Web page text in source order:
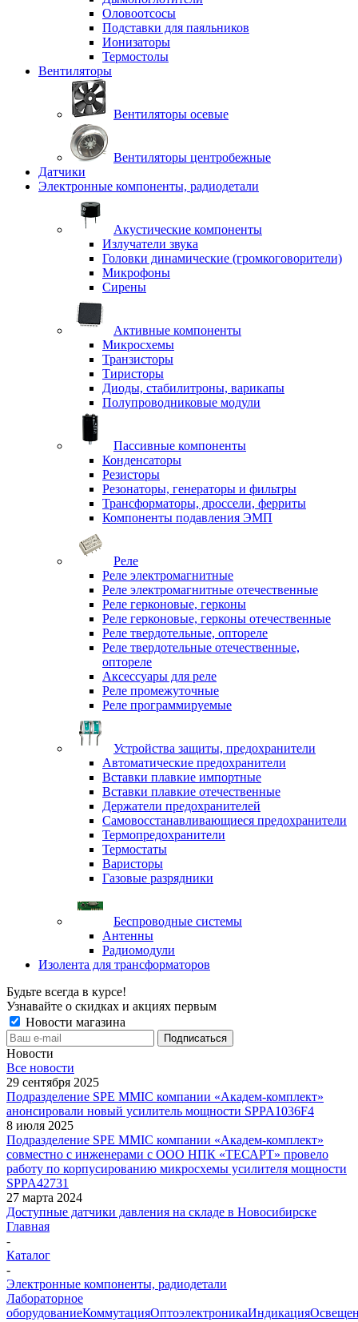
Оловоотсосы
Подставки для паяльников
Ионизаторы
Термостолы
Вентиляторы
Вентиляторы осевые
Вентиляторы центробежные
Датчики
Электронные компоненты, радиодетали
Акустические компоненты
Излучатели звука
Головки динамические (громкоговорители)
Микрофоны
Сирены
Активные компоненты
Микросхемы
Транзисторы
Тиристоры
Диоды, стабилитроны, варикапы
Полупроводниковые модули
Пассивные компоненты
Конденсаторы
Резисторы
Резонаторы, генераторы и фильтры
Трансформаторы, дроссели, ферриты
Компоненты подавления ЭМП
Реле
Реле электромагнитные
Реле электромагнитные отечественные
Реле герконовые, герконы
Реле герконовые, герконы отечественные
Реле твердотельные, оптореле
Реле твердотельные отечественные,
оптореле
Аксессуары для реле
Реле промежуточные
Реле программируемые
Устройства защиты, предохранители
Автоматические предохранители
Вставки плавкие импортные
Вставки плавкие отечественные
Держатели предохранителей
Самовосстанавливающиеся предохранители
Термопредохранители
Термостаты
Варисторы
Газовые разрядники
Беспроводные системы
Антенны
Радиомодули
Изолента для трансформаторов
Будьте всегда в курсе!
Узнавайте о скидках и акциях первым
Новости магазина
Новости
Все новости
29 сентября 2025
Подразделение SPE MMIC компании «Академ-комплект»
анонсировали новый усилитель мощности SPPA1036F4
8 июля 2025
Подразделение SPE MMIC компании «Академ-комплект»
совместно с инженерами с ООО НПК «ТЕСАРТ» провело
работу по корпусированию микросхемы усилителя мощности
SPPA42731
27 марта 2024
Доступные датчики давления на складе в Новосибирске
Главная
-
Каталог
-
Электронные компоненты, радиодетали
Лабораторное
оборудованиеКоммутацияОптоэлектроникаИндикация